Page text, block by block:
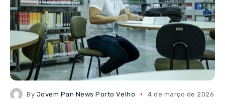
By Jovem Pan News Porto Velho 4 de março de 2026